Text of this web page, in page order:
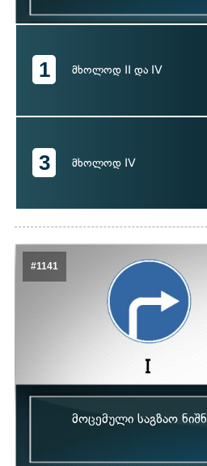
1 მხოლოდ II და IV
3 მხოლოდ IV
#1141
მოცემული საგზაო